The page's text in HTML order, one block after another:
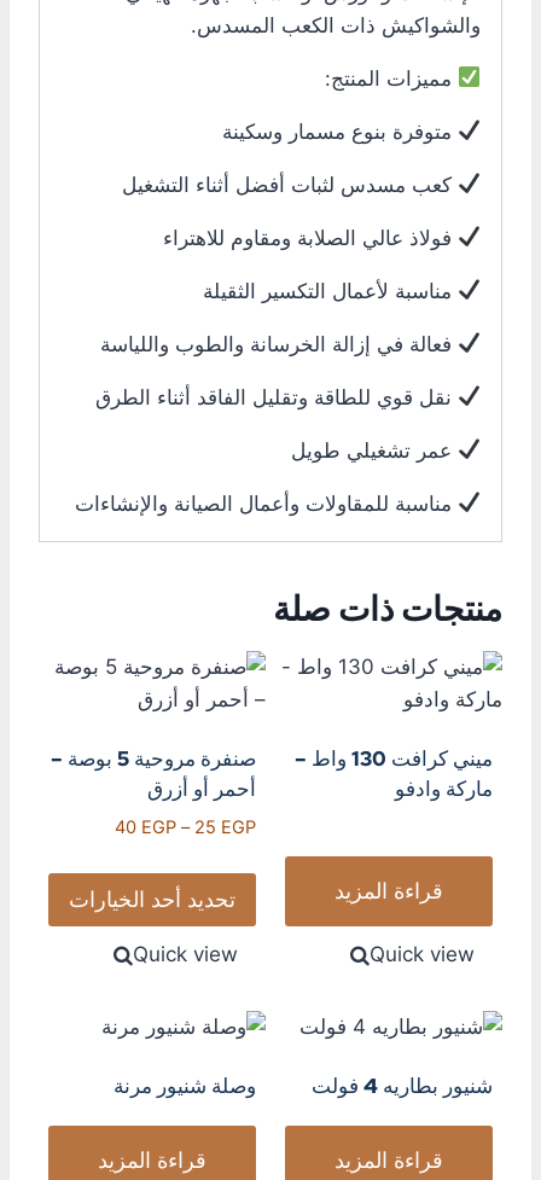
والشواكيش ذات الكعب المسدس.
مميزات المنتج:
متوفرة بنوع مسمار وسكينة
كعب مسدس لثبات أفضل أثناء التشغيل
فولاذ عالي الصلابة ومقاوم للاهتراء
مناسبة لأعمال التكسير الثقيلة
فعالة في إزالة الخرسانة والطوب واللياسة
نقل قوي للطاقة وتقليل الفاقد أثناء الطرق
عمر تشغيلي طويل
مناسبة للمقاولات وأعمال الصيانة والإنشاءات
منتجات ذات صلة
ميني كرافت 130 واط –
ماركة وادفو
قراءة المزيد
Quick view
صنفرة مروحية 5 بوصة –
أحمر أو أزرق
25 EGP
–
40 EGP
تحديد أحد الخيارات
Quick view
شنيور بطاريه 4 فولت
قراءة المزيد
وصلة شنيور مرنة
قراءة المزيد